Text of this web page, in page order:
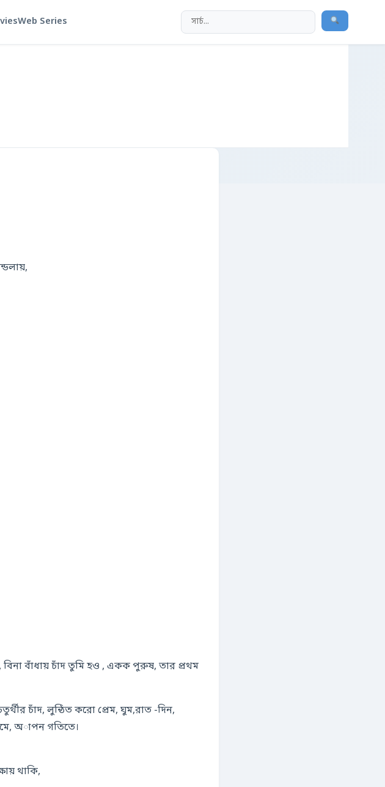
Web Series
বিনা বাঁধায় চাঁদ তুমি হও , একক পুরুষ, তার প্রথম
চাঁদ, লুন্ঠিত করো প্রেম, ঘুম,রাত -দিন,
অাপন গতিতে।
থাকি,